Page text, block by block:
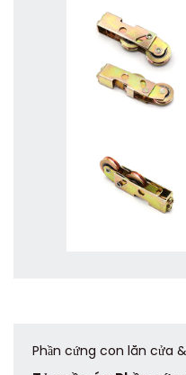
Phần cứng con lăn cửa